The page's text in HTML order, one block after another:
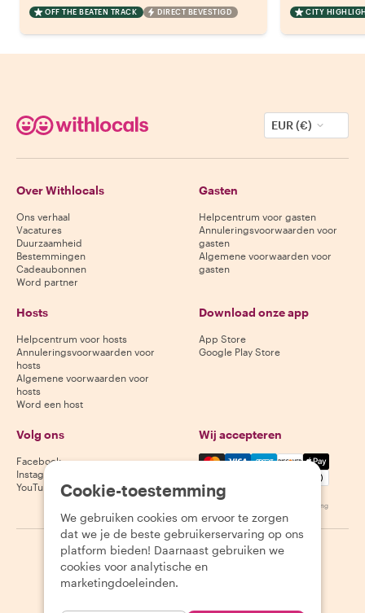
OFF THE BEATEN TRACK DIRECT BEVESTIGD CITY
EUR (€)
Over Withlocals
Ons verhaal
Vacatures
Duurzaamheid
Bestemmingen
Cadeaubonnen
Word partner
Gasten
Helpcentrum voor gasten
Annuleringsvoorwaarden voor
gasten
Algemene voorwaarden voor
gasten
Hosts
Helpcentrum voor hosts
Annuleringsvoorwaarden voor
hosts
Algemene voorwaarden voor
hosts
Word een host
Download onze app
App Store
Google Play Store
Volg ons
Facebook
Instagram
YouTube
Wij accepteren
Mastercard, Visa, Amex,
Beschikbaarheid varieert per bestemming
2026 Withlocals.com | Privacybeleid | Cookies | Sitemap
Cookie-toestemming
We gebruiken cookies om ervoor te zorgen
dat we je de beste gebruikerservaring op ons
platform bieden! Daarnaast gebruiken we
cookies voor analytische en
marketingdoeleinden.